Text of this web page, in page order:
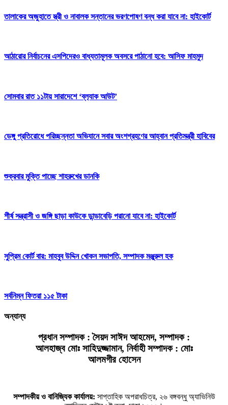
তালাকের অজুহাতে স্ত্রী ও নাবালক সন্তানের ভরণপোষণ বন্ধ করা যাবে না: হাইকোর্ট
আঠারোর নির্বাচনের এসপিদেরও বাধ্যতামূলক অবসরে পাঠানো হবে: আসিফ মাহমুদ
সোমবার রাত ১১টায় সারাদেশে ‘ব্ল‍্যাক আউট’
ডেঙ্গু প্রতিরোধে পরিচ্ছন্নতা অভিযানে সবার অংশগ্রহণের আহ্বান প্রতিমন্ত্রী হাবিবের
শুক্রবার মুক্তি পাচ্ছে শাহরুখের ডানকি
শীর্ষ সন্ত্রাসী ও জঙ্গি ছাড়া কাউকে ডান্ডাবেড়ি পরানো যাবে না: হাইকোর্ট
সুপ্রিম কোর্ট বার: মাহবুব উদ্দিন খোকন সভাপতি, সম্পাদক মঞ্জুরুল হক
সর্বনিম্ন ফিতরা ১১৫ টাকা
অন্যান্য
প্রধান সম্পাদক : সৈয়দ সাঈদ আহমেদ, সম্পাদক :
আলহাজ্ব মোঃ সাহিদুজ্জামান, নির্বাহী সম্পাদক : মোঃ
আলমগীর হোসেন
সম্পাদকীয় ও বানিজ্যিক কার্যালয়: সাপ্তাহিক অপরাধচিত্র, ২৬ বঙ্গবন্ধু অ্যাভিনিউ